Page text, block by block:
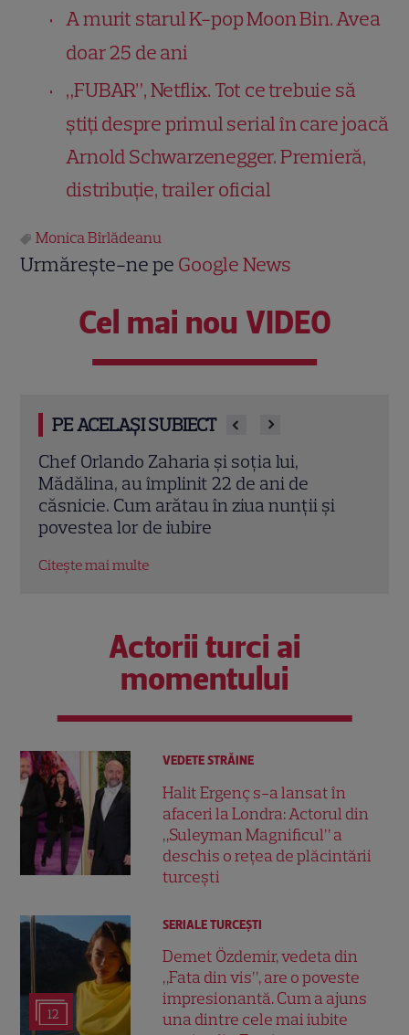
A murit starul K-pop Moon Bin. Avea
doar 25 de ani
„FUBAR”, Netflix. Tot ce trebuie să
știți despre primul serial în care joacă
Arnold Schwarzenegger. Premieră,
distribuție, trailer oficial
Monica Bîrlădeanu
Urmărește-ne pe Google News
Cel mai nou VIDEO
PE ACELAȘI SUBIECT
Cine este Cosmin Curticăpean, soțul
Laurei Cosoi. Afaceri, vârstă și povestea
de iubire care durează de peste 10 ani
Actorii turci ai
momentului
VEDETE STRĂINE
Halit Ergenç s-a lansat în
afaceri la Londra: Actorul din
„Suleyman Magnificul” a
deschis o rețea de plăcintării
turcești
12
SERIALE TURCEŞTI
Demet Özdemir, vedeta din
„Fata din vis”, are o poveste
impresionantă. Cum a ajuns
una dintre cele mai iubite